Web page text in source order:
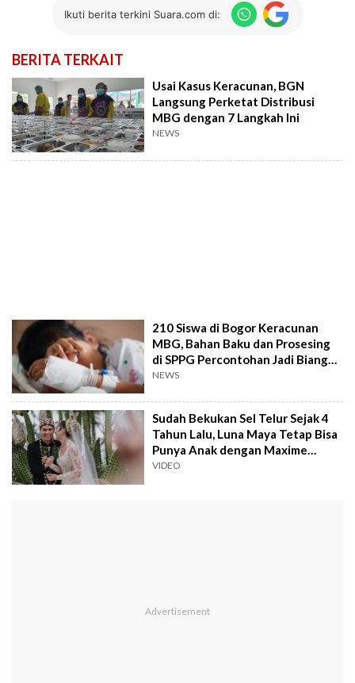
Ikuti berita terkini Suara.com di:
BERITA TERKAIT
Usai Kasus Keracunan, BGN
Langsung Perketat Distribusi
MBG dengan 7 Langkah Ini
NEWS
210 Siswa di Bogor Keracunan
MBG, Bahan Baku dan Prosesing
di SPPG Percontohan Jadi Biang
Kerok
NEWS
Sudah Bekukan Sel Telur Sejak 4
Tahun Lalu, Luna Maya Tetap Bisa
Punya Anak dengan Maxime
Bouttier
VIDEO